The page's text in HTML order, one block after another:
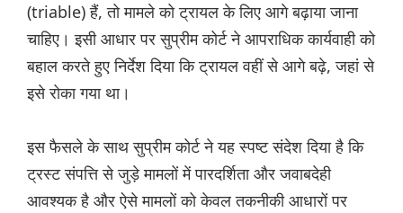
(triable) हैं, तो मामले को ट्रायल के लिए आगे बढ़ाया जाना
चाहिए। इसी आधार पर सुप्रीम कोर्ट ने आपराधिक कार्यवाही को
बहाल करते हुए निर्देश दिया कि ट्रायल वहीं से आगे बढ़े, जहां से
इसे रोका गया था।
इस फैसले के साथ सुप्रीम कोर्ट ने यह स्पष्ट संदेश दिया है कि
ट्रस्ट संपत्ति से जुड़े मामलों में पारदर्शिता और जवाबदेही
आवश्यक है और ऐसे मामलों को केवल तकनीकी आधारों पर